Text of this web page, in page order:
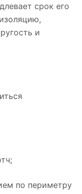
срок его
и
по периметру